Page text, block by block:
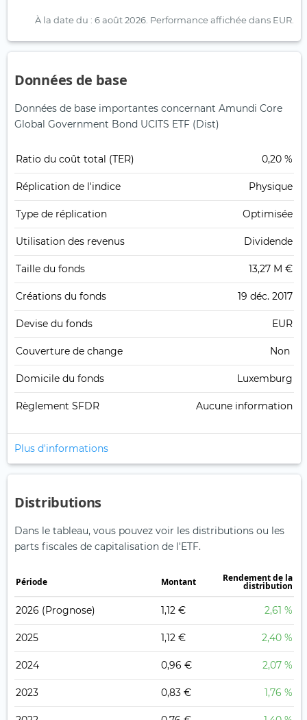
À la date du : 6 août 2026. Performance affichée dans EUR.
Données de base
Données de base importantes concernant Amundi Core
Global Government Bond UCITS ETF (Dist)
Ratio du coût total (TER) 0,20 %
Réplication de l'indice Physique
Type de réplication Optimisée
Utilisation des revenus Dividende
Taille du fonds 13,27 M €
Créations du fonds 19 déc. 2017
Devise du fonds EUR
Couverture de change Non
Domicile du fonds Luxemburg
Règlement SFDR Aucune information
Plus d'informations
Distributions
Dans le tableau, vous pouvez voir les distributions ou les
parts fiscales de capitalisation de l'ETF.
Période Montant Rendement de la
distribution
2026 (Prognose) 1,12 € 2,61 %
2025 1,12 € 2,40 %
2024 0,96 € 2,07 %
2023 0,83 € 1,76 %